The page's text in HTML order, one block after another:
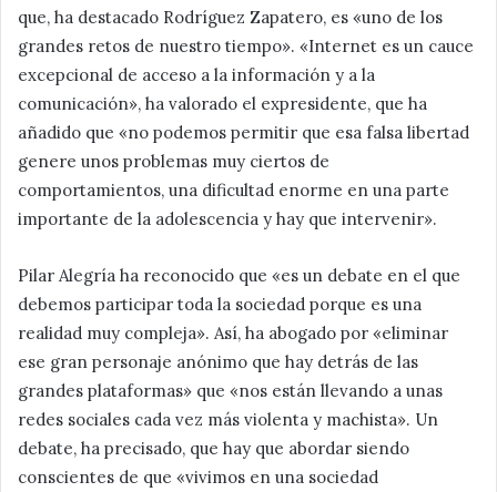
que, ha destacado Rodríguez Zapatero, es «uno de los
grandes retos de nuestro tiempo». «Internet es un cauce
excepcional de acceso a la información y a la
comunicación», ha valorado el expresidente, que ha
añadido que «no podemos permitir que esa falsa libertad
genere unos problemas muy ciertos de
comportamientos, una dificultad enorme en una parte
importante de la adolescencia y hay que intervenir».
Pilar Alegría ha reconocido que «es un debate en el que
debemos participar toda la sociedad porque es una
realidad muy compleja». Así, ha abogado por «eliminar
ese gran personaje anónimo que hay detrás de las
grandes plataformas» que «nos están llevando a unas
redes sociales cada vez más violenta y machista». Un
debate, ha precisado, que hay que abordar siendo
conscientes de que «vivimos en una sociedad